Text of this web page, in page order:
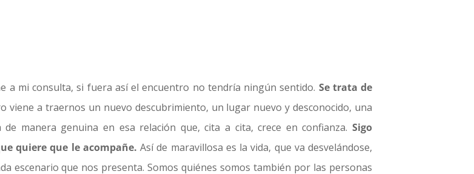
a mi consulta, si fuera así el encuentro no tendría ningún sentido. Se trata de
viene a traernos un nuevo descubrimiento, un lugar nuevo y desconocido, una
manera genuina en esa relación que, cita a cita, crece en confianza. Sigo
quiere que le acompañe. Así de maravillosa es la vida, que va desvelándose,
escenario que nos presenta. Somos quiénes somos también por las personas